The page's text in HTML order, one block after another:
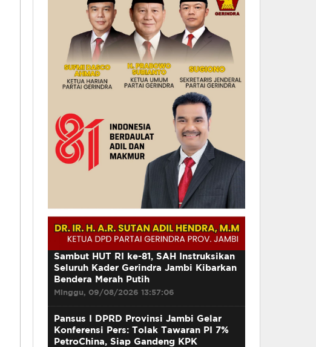
Sambut HUT RI ke-81, SAH Instruksikan
Seluruh Kader Gerindra Jambi Kibarkan
Bendera Merah Putih
Minggu, 09/08/2026 13:57:06
Pansus I DPRD Provinsi Jambi Gelar
Konferensi Pers: Tolak Tawaran PI 7%
PetroChina, Siap Gandeng KPK